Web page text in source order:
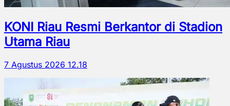
KONI Riau Resmi Berkantor di Stadion
Utama Riau
7 Agustus 2026 12.18